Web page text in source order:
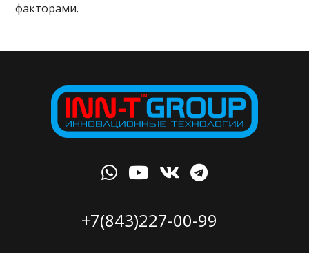
факторами.
+7(843)227-00-99